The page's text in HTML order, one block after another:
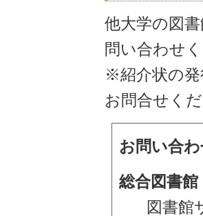
他大学の図
問い合わせ
※紹介状の発
お問合せく
お問い合
総合図書館
図書館